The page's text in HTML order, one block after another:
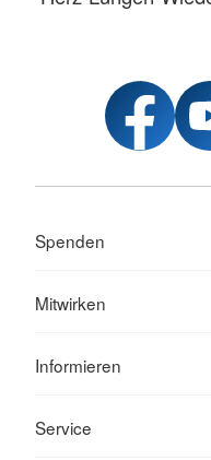
Spenden
Mitwirken
Informieren
Service